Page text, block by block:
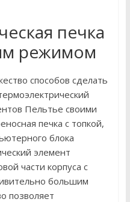
печка
режимом
способов сделать
Пельтье своими
печка с топкой,
блока
элемент
части корпуса с
большим
позволяет